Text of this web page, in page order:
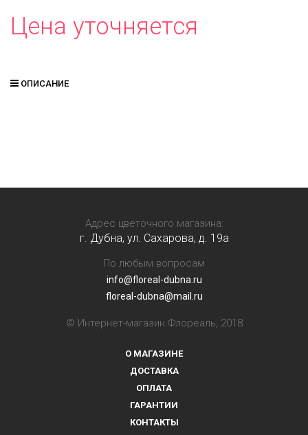
Цена уточняется
ОПИСАНИЕ
Адрес цветочного магазина:
г. Дубна, ул. Сахарова, д. 19a
По любым вопросам
info@floreal-dubna.ru
floreal-dubna@mail.ru
© Интернет-магазин Флореаль, 2018
О МАГАЗИНЕ
ДОСТАВКА
ОПЛАТА
ГАРАНТИИ
КОНТАКТЫ